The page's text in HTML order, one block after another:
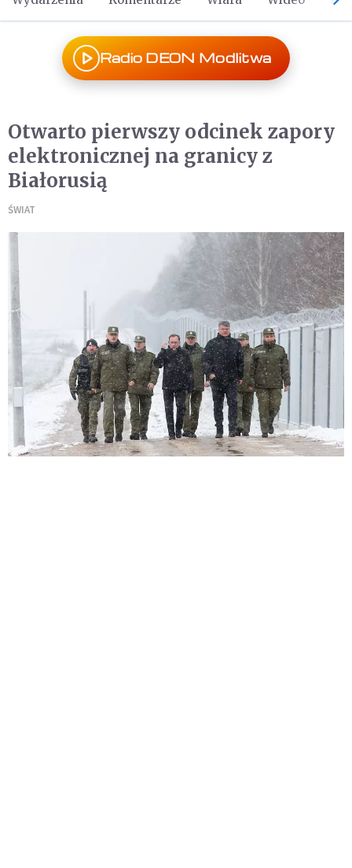
Radio DEON Modlitwa
Otwarto pierwszy odcinek zapory
elektronicznej na granicy z
Białorusią
ŚWIAT